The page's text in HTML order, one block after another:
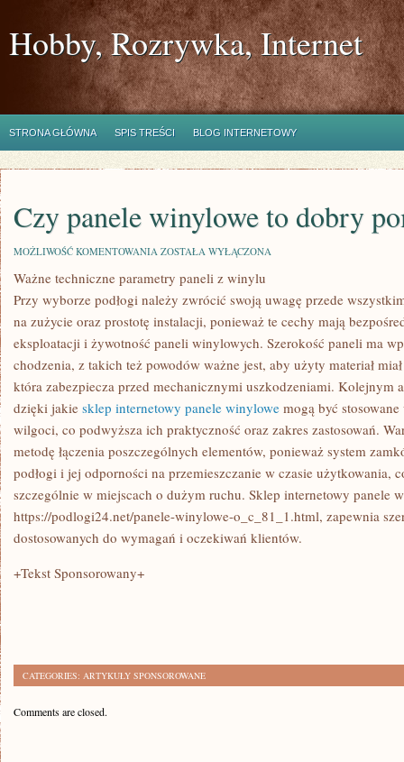
Hobby, Rozrywka, Internet
STRONA GŁÓWNA SPIS TREŚCI BLOG INTERNETOWY
Czy panele winylowe to dobry
MOŻLIWOŚĆ KOMENTOWANIA CZY
WINYLOWE
TO
DOBRY
POMYSŁ
PODŁOGI
ZOSTAŁA WYŁĄCZONA
Ważne techniczne parametry paneli z winylu
Przy wyborze podłogi należy zwrócić swoją uwagę przede
na zużycie oraz prostotę instalacji, ponieważ te cechy mają
eksploatacji i żywotność paneli winylowych. Szerokość paneli ma
chodzenia, z takich też powodów ważne jest, aby użyty materiał
która zabezpiecza przed mechanicznymi uszkodzeniami. Kolejnym
dzięki jakie sklep internetowy panele winylowe mogą być
wilgoci, co podwyższa ich praktyczność oraz zakres zastosowań.
metodę łączenia poszczególnych elementów, ponieważ system
podłogi i jej odporności na przemieszczanie w czasie użytkowania,
szczególnie w miejscach o dużym ruchu. Sklep internetowy panele
https://podlogi24.net/panele-winylowe-o_c_81_1.html, zapewnia
dostosowanych do wymagań i oczekiwań klientów.
+Tekst Sponsorowany+
CATEGORIES: ARTYKUŁY SPONSOROWANE
Comments are closed.